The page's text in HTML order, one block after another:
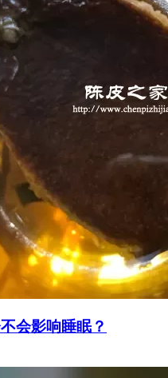
会影响睡眠？